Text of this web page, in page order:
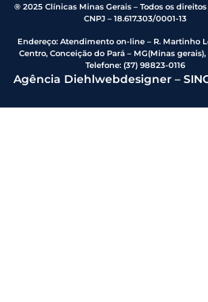
® 2025 Clínicas Minas Gerais – Todos os
CNPJ – 18.617.303/0001-13
Endereço: Atendimento on-line – R. Martinho
Centro, Conceição do Pará – MG(Minas
Telefone:(37) 98823-0116
Agência Diehlwebdesigner –